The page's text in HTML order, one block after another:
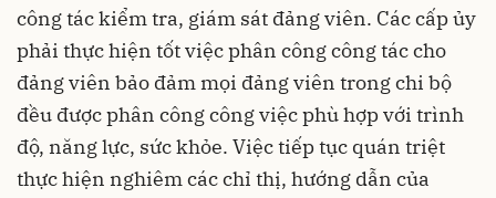
công tác kiểm tra, giám sát đảng viên. Các cấp ủy
phải thực hiện tốt việc phân công công tác cho
đảng viên bảo đảm mọi đảng viên trong chi bộ
đều được phân công công việc phù hợp với trình
độ, năng lực, sức khỏe. Việc tiếp tục quán triệt
thực hiện nghiêm các chỉ thị, hướng dẫn của